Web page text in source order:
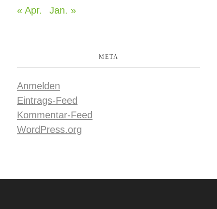
« Apr. Jan. »
META
Anmelden
Eintrags-Feed
Kommentar-Feed
WordPress.org